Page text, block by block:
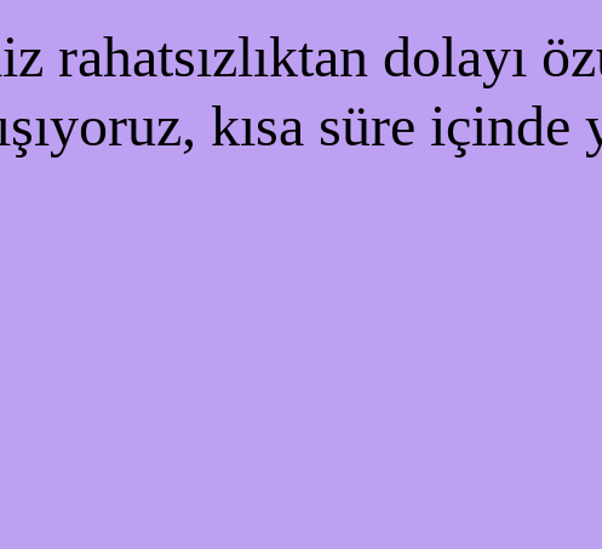
rahatsızlıktan dolayı
kısa süre